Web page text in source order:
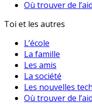
Où trouver de
Toi et les autres
L’école
La famille
Les amis
La société
Les nouvelles
Où trouver de